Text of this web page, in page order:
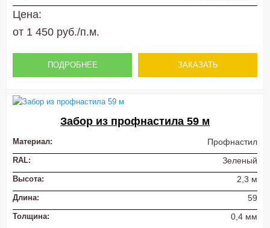
Цена:
от 1 450 руб./п.м.
ПОДРОБНЕЕ ЗАКАЗАТЬ
Забор из профнастила 59 м
Материал: Профнастил
RAL: Зеленый
Высота: 2,3 м
Длина: 59
Толщина: 0,4 мм